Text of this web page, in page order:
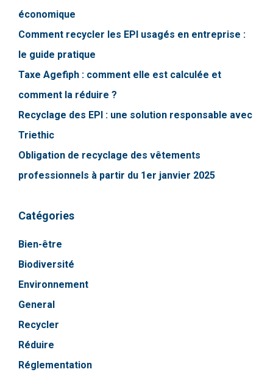
économique
Comment recycler les EPI usagés en entreprise :
le guide pratique
Taxe Agefiph : comment elle est calculée et
comment la réduire ?
Recyclage des EPI : une solution responsable avec
Triethic
Obligation de recyclage des vêtements
professionnels à partir du 1er janvier 2025
Catégories
Bien-être
Biodiversité
Environnement
General
Recycler
Réduire
Réglementation